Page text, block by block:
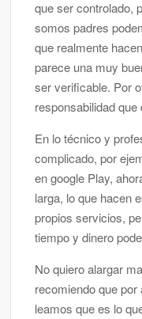
que ser controlado,
somos padres
que realmente
parece una muy
ser verificable. Por
responsabilidad
En lo técnico y
complicado, por
en google Play,
larga, lo que hacen
propios servicios,
tiempo y dinero
No quiero alargar
recomiendo que
leamos que es lo